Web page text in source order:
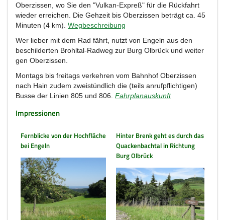
Oberzissen, wo Sie den "Vulkan-Expreß" für die Rückfahrt
wieder erreichen. Die Gehzeit bis Oberzissen beträgt ca. 45
Minuten (4 km). Wegbeschreibung
Wer lieber mit dem Rad fährt, nutzt von Engeln aus den
beschilderten Brohltal-Radweg zur Burg Olbrück und weiter
gen Oberzissen.
Montags bis freitags verkehren vom Bahnhof Oberzissen
nach Hain zudem zweistündlich die (teils anrufpflichtigen)
Busse der Linien 805 und 806. Fahrplanauskunft
Impressionen
Fernblicke von der Hochfläche
bei Engeln
Hinter Brenk geht es durch das
Quackenbachtal in Richtung
Burg Olbrück